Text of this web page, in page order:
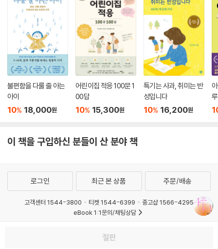
불편함을 다룰 줄 아는
아이
10% 18,000원
어린이집 적응 100문 1
00답
10% 15,300원
특기는 사과, 취미는 반
성입니다
10% 16,200원
이 책을 구입하신 분들이 산 분야 책
절판
로그인 최근 본 상품 주문/배송
고객센터 1544-3800 티켓 1544-6399
중고샵 1566-4295
eBook 1:1문의/채팅상담
개인정보처리방침